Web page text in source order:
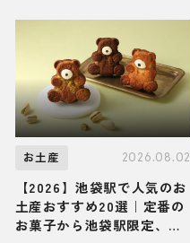
お土産 2026.08.02
【2026】池袋駅で人気のお
土産おすすめ20選｜定番の
お菓子から池袋駅限定、お